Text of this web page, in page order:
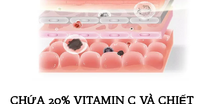
CHỨA 20% VITAMIN C VÀ CHIẾT